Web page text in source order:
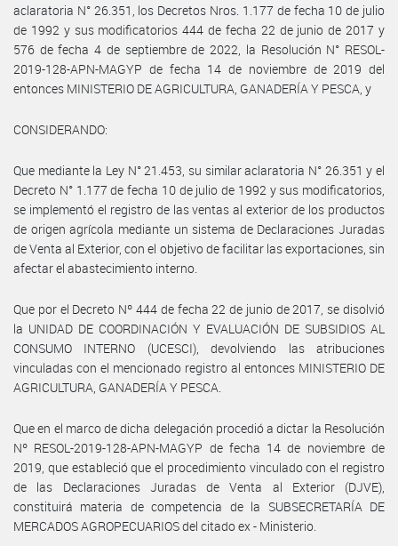
aclaratoria N° 26.351, los Decretos Nros. 1.177 de fecha 10 de julio
de 1992 y sus modificatorios 444 de fecha 22 de junio de 2017 y
576 de fecha 4 de septiembre de 2022, la Resolución N° RESOL-
2019-128-APN-MAGYP de fecha 14 de noviembre de 2019 del
entonces MINISTERIO DE AGRICULTURA, GANADERÍA Y PESCA, y
CONSIDERANDO:
Que mediante la Ley N° 21.453, su similar aclaratoria N° 26.351 y el
Decreto N° 1.177 de fecha 10 de julio de 1992 y sus modificatorios,
se implementó el registro de las ventas al exterior de los productos
de origen agrícola mediante un sistema de Declaraciones Juradas
de Venta al Exterior, con el objetivo de facilitar las exportaciones, sin
afectar el abastecimiento interno.
Que por el Decreto Nº 444 de fecha 22 de junio de 2017, se disolvió
la UNIDAD DE COORDINACIÓN Y EVALUACIÓN DE SUBSIDIOS AL
CONSUMO INTERNO (UCESCI), devolviendo las atribuciones
vinculadas con el mencionado registro al entonces MINISTERIO DE
AGRICULTURA, GANADERÍA Y PESCA.
Que en el marco de dicha delegación procedió a dictar la Resolución
Nº RESOL-2019-128-APN-MAGYP de fecha 14 de noviembre de
2019, que estableció que el procedimiento vinculado con el registro
de las Declaraciones Juradas de Venta al Exterior (DJVE),
constituirá materia de competencia de la SUBSECRETARÍA DE
MERCADOS AGROPECUARIOS del citado ex - Ministerio.